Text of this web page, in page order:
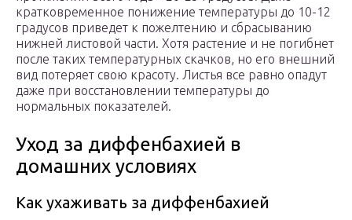
кратковременное понижение температуры до 10-12
градусов приведет к пожелтению и сбрасыванию
нижней листовой части. Хотя растение и не погибнет
после таких температурных скачков, но его внешний
вид потеряет свою красоту. Листья все равно опадут
даже при восстановлении температуры до
нормальных показателей.
Уход за диффенбахией в
домашних условиях
Как ухаживать за диффенбахией